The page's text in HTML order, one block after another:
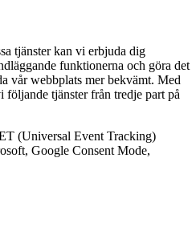
tjänster kan vi erbjuda dig
funktionerna och göra det
vår webbplats mer bekvämt. Med
följande tjänster från tredje part på
(Universal Event Tracking)
Google Consent Mode,